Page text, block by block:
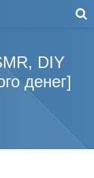
DIY
денег]